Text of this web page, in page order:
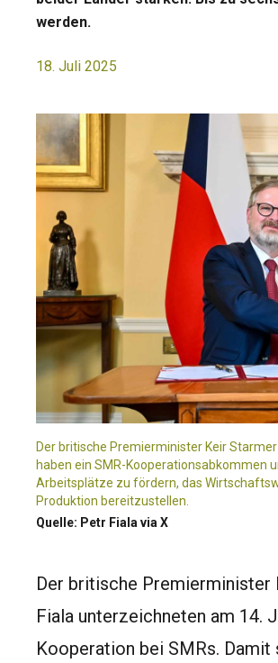
werden.
18. Juli 2025
Der britische Premierminister Keir
haben ein SMR-Kooperationsabkommen
Arbeitsplätze zu fördern, das
Produktion bereitzustellen.
Quelle: Petr Fiala via X
Der britische
Fiala unterzeichneten am 14.
Kooperation bei SMRs.